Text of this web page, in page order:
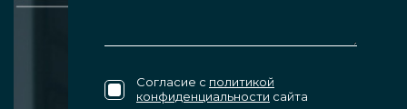
Согласие с политикой
конфиденциальности сайта